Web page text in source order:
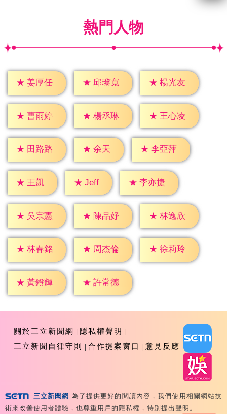
熱門人物
★ 姜厚任 ★ 邱瓈寬 ★ 楊光友
★ 曹雨婷 ★ 楊丞琳 ★ 王心凌
★ 田路路 ★ 余天 ★ 李亞萍
★ 王凱 ★ Jeff ★ 李亦捷
★ 吳宗憲 ★ 陳品妤 ★ 林逸欣
★ 林春銘 ★ 周杰倫 ★ 徐莉玲
★ 黃鐙輝 ★ 許常德
關於三立新聞網
隱私權聲明
三立新聞自律守則
合作提案窗口 意見反應
Copyright ©2026 Sanlih E-Television All Rights
三立新聞網 為了提供更好的閱讀內容，我們使用相關網站技
術來改善使用者體驗，也尊重用戶的隱私權，特別提出聲明。